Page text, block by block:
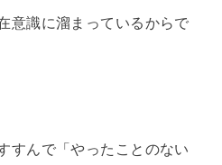
意識に溜まっているからで
すんで「やったことのない